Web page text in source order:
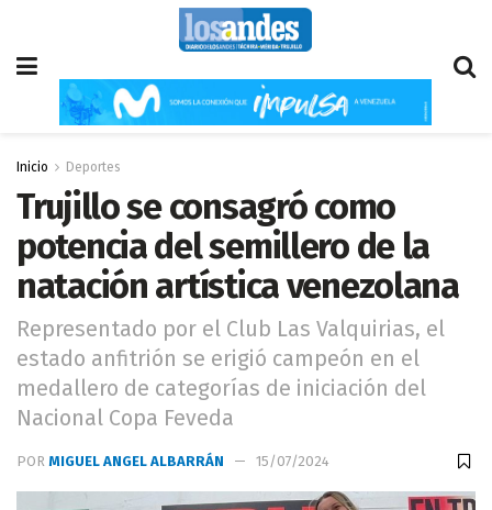
Inicio Deportes
Trujillo se consagró como
potencia del semillero de la
natación artística venezolana
Representado por el Club Las Valquirias, el
estado anfitrión se erigió campeón en el
medallero de categorías de iniciación del
Nacional Copa Feveda
POR MIGUEL ANGEL ALBARRÁN 15/07/2024